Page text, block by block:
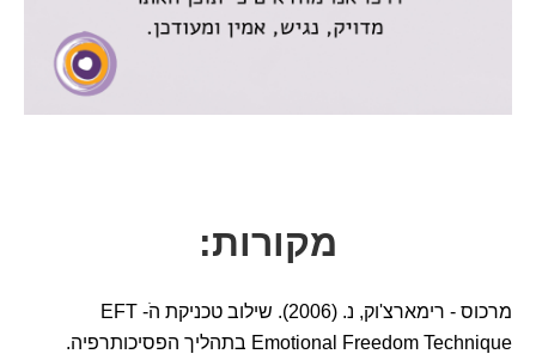
מקורות:
מרכוס - רימארצ'וק, נ. (2006). שילוב טכניקת הֹ- EFT
Emotional Freedom Technique בתהליך הפסיכותרפיה.